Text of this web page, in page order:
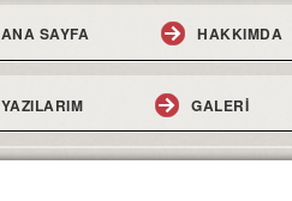
ANA SAYFA HAKKIMDA
YAZILARIM GALERI